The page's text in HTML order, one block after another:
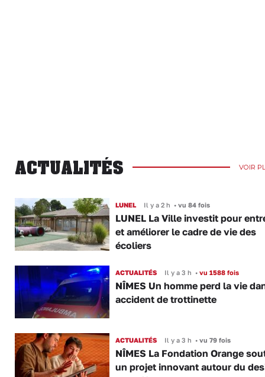
ACTUALITÉS VOIR
LUNEL Il y a 2 h •vu 84 fois
LUNEL La Ville investit pour
et améliorer le cadre de vie des
écoliers
ACTUALITÉS Il y a 3 h •vu 1588 fois
NÎMES Un homme perd la vie
accident de trottinette
ACTUALITÉS Il y a 3 h •vu 79 fois
NÎMES La Fondation Orange
un projet innovant autour du